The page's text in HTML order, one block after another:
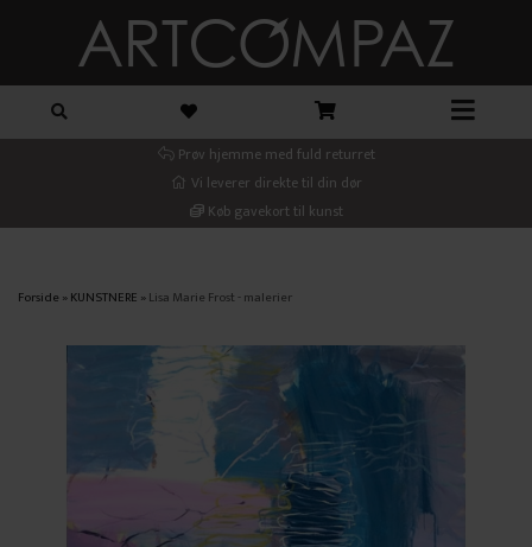
Prøv hjemme med fuld returret
Vi leverer direkte til din dør
Køb gavekort til kunst
Forside »KUNSTNERE »Lisa Marie Frost - malerier